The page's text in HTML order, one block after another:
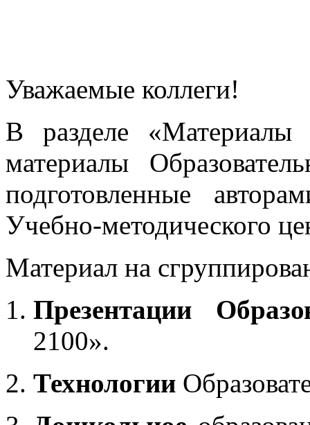
Уважаемые коллеги!
В разделе «Материалы
материалы
подготовленные
Учебно-методического
Материал на
Презентации
2100».
Технологии